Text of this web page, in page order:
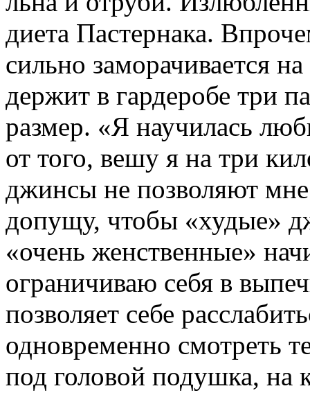
диета Пастернака.
сильно заморачивается
держит в гардеробе три
размер. «Я научилась
от того, вешу я на три
джинсы не позволяют
допущу, чтобы «худые»
«очень женственные»
ограничиваю себя в
позволяет себе
одновременно смотреть
под головой подушка, на